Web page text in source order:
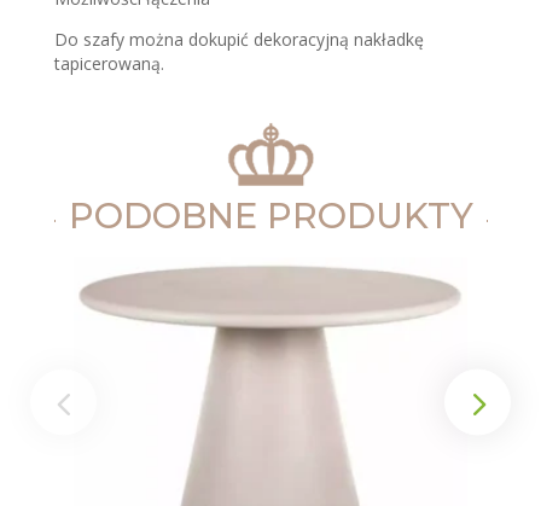
Do szafy można dokupić dekoracyjną nakładkę
tapicerowaną.
PODOBNE PRODUKTY